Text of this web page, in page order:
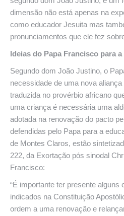
dimensão não está apenas na
como educador Jesuita mas
pronunciamentos que ele fez
Ideias do Papa Francisco para
Segundo dom João Justino, o
necessidade de uma nova
traduzida no provérbio africano
uma criança é necessária uma
adotada na renovação do pacto
defendidas pelo Papa para a
de Montes Claros, estão
222, da Exortação pós sinodal
Francisco:
“É importante ter presente alguns
indicados na Constituição
ordem a uma renovação e